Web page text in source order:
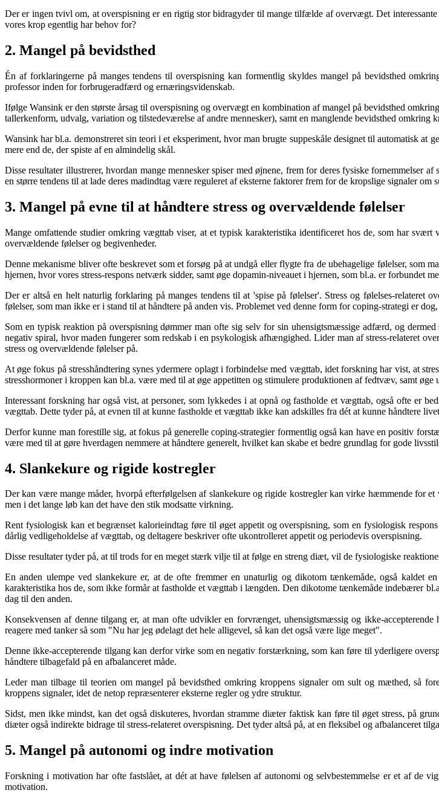
Der er ingen tvivl om, at overspisning er en rigtig stor bidragyder til mange tilfælde af overvægt. Det
vores krop egentlig har behov for?
2. Mangel på bevidsthed
Én af forklaringerne på manges tendens til overspisning kan formentlig skyldes mangel på bevidsthed
professor inden for forbrugeradfærd og ernæringsvidenskab.
Ifølge Wansink er den største årsag til overspisning og overvægt en kombination af mangel på bevidsthed
tallerkenform, udvalg, variation og tilstedeværelse af andre mennesker), samt en manglende bevidsthed omkring
Wansink har bl.a. demonstreret sin teori i et eksperiment, hvor man brugte suppeskåle designet til automatisk at
mere end de, der spiste af en almindelig skål.
Disse resultater illustrerer, hvordan mange mennesker spiser med øjnene, frem for deres fysiske
en større tendens til at lade deres madindtag være reguleret af eksterne faktorer frem for de kropslige signaler om
3. Mangel på evne til at håndtere stress og overvældende følelser
Mange omfattende studier omkring vægttab viser, at et typisk karakteristika identificeret hos de, som har svært
overvældende følelser og begivenheder.
Denne mekanisme bliver ofte beskrevet som et forsøg på at undgå eller flygte fra de ubehagelige følelser, som
hjernen, hvor vores stress-respons netværk sidder, samt øge dopamin-niveauet i hjernen, som bl.a. er forbundet
Der er altså en helt naturlig forklaring på manges tendens til at 'spise på følelser'. Stress og følelses-relateret
følelser, som man ikke er i stand til at håndtere på anden vis. Problemet ved denne form for coping-strategi er
Som en typisk reaktion på overspisning dømmer man ofte sig selv for sin uhensigtsmæssige adfærd, og
negativ spiral, hvor maden fungerer som redskab i en psykologisk afhængighed. Lider man af stress-relateret
stress og overvældende følelser på.
At øge fokus på stresshåndtering synes ydermere oplagt i forbindelse med vægttab, idet forskning har vist, at
stresshormoner i kroppen kan bl.a. være med til at øge appetitten og stimulere produktionen af fedtvæv, samt
Interessant forskning har også vist, at personer, som lykkedes i at opnå og fastholde et vægttab, også ofte er
vægttab. Dette tyder på, at evnen til at kunne fastholde et vægttab ikke kan adskilles fra dét at kunne håndtere
Derfor kunne man forestille sig, at fokus på generelle coping-strategier formentlig også kan have en positiv
være med til at gøre hverdagen nemmere at håndtere generelt, hvilket kan skabe et bedre grundlag for gode
4. Slankekure og rigide kostregler
Der kan være mange måder, hvorpå efterfølgelsen af slankekure og rigide kostregler kan virke hæmmende for
men i det lange løb kan det have den stik modsatte virkning.
Rent fysiologisk kan et begrænset kalorieindtag føre til øget appetit og overspisning, som en fysiologisk
dårlig vedligeholdelse af vægttab, og deltagere beskriver ofte ukontrolleret appetit og periodevis overspisning.
Disse resultater tyder på, at til trods for en meget stærk vilje til at følge en streng diæt, vil de fysiologiske
En anden ulempe ved slankekure er, at de ofte fremmer en unaturlig og dikotom tænkemåde, også
karakteristika hos de, som ikke formår at fastholde et vægttab i længden. Den dikotome tænkemåde indebærer
dag til den anden.
Konsekvensen af denne tilgang er, at man ofte udvikler en forvrænget, uhensigtsmæssig og ikke-
reagere med tanker så som "Nu har jeg ødelagt det hele alligevel, så kan det også være lige meget".
Denne ikke-accepterende tilgang kan derfor virke som en negativ forstærkning, som kan føre til yderligere
håndtere tilbagefald på en afbalanceret måde.
Leder man tilbage til teorien om mangel på bevidsthed omkring kroppens signaler om sult og mæthed, så
kroppens signaler, idet de netop repræsenterer eksterne regler og ydre struktur.
Sidst, men ikke mindst, kan det også diskuteres, hvordan stramme diæter faktisk kan føre til øget stress, på
diæter også indirekte bidrage til stress-relateret overspisning. Det tyder altså på, at en fleksibel og afbalanceret
5. Mangel på autonomi og indre motivation
Forskning i motivation har ofte fastslået, at dét at have følelsen af autonomi og selvbestemmelse er et af de
motivation.